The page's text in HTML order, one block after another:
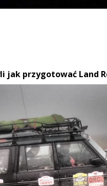
jak przygotować Land